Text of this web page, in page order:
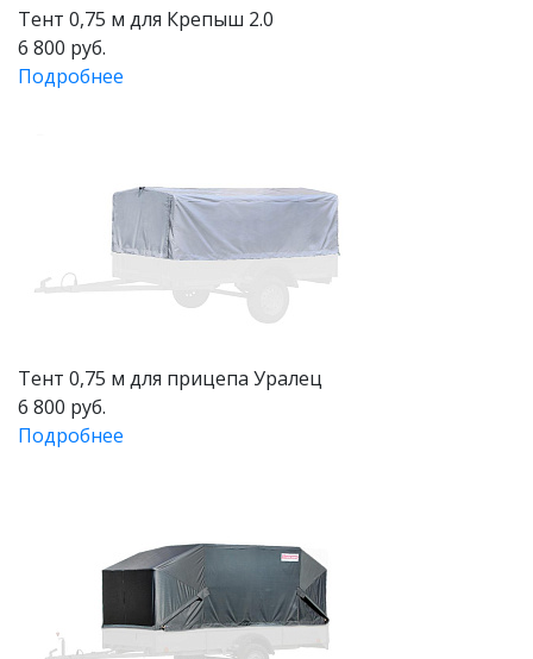
Тент 0,75 м для Крепыш 2.0
6 800 руб.
Подробнее
Тент 0,75 м для прицепа Уралец
6 800 руб.
Подробнее